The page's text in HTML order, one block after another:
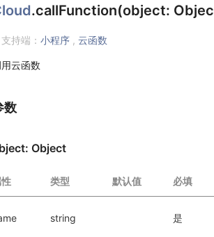
.callFunction(object:
支持端： 小程序 , 云函数
云函数
数
Object
类型 默认值 必填
string 是